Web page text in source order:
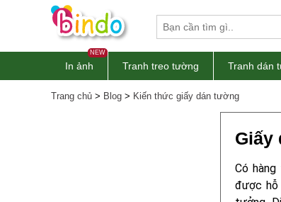
NEW
In ảnh Tranh treo tường Tranh dán
Trang chủ > Blog > Kiến thức giấy dán tường
Giấy
Có
được hỗ